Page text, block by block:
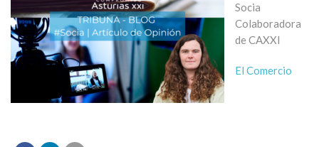
Socia
Colaboradora
de CAXXI
El Comercio